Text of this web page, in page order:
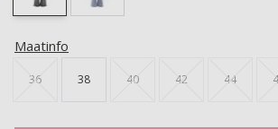
Maatinfo
36 38 40 42 44